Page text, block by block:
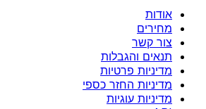
אודות
מחירים
צור קשר
תנאים והגבלות
מדיניות פרטיות
מדיניות החזר כספי
מדיניות עוגיות